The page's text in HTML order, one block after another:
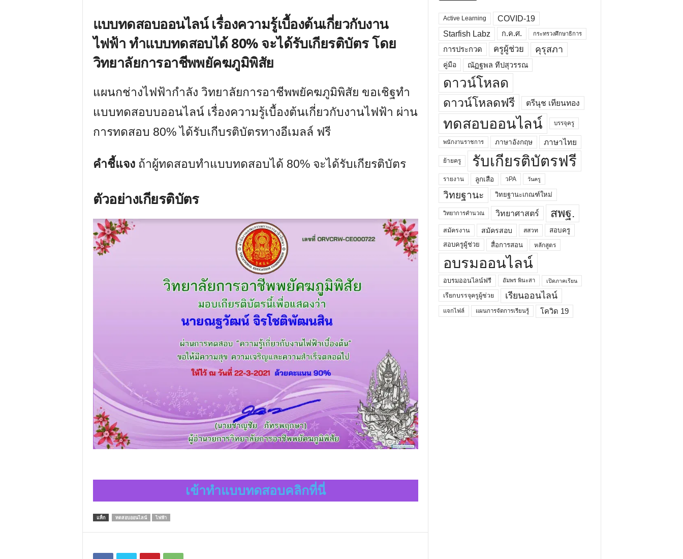
แบบทดสอบออนไลน์ เรื่องความรู้เบื้องต้นเกี่ยวกับงาน
ไฟฟ้า ทำแบบทดสอบได้ 80% จะได้รับเกียรติบัตร โดย
วิทยาลัยการอาชีพพยัคฆภูมิพิสัย
แผนกช่างไฟฟ้ากำลัง วิทยาลัยการอาชีพพยัคฆภูมิพิสัย ขอเชิฐทำ
แบบทดสอบบออนไลน์ เรื่องความรู้เบื้องต้นเกี่ยวกับงานไฟฟ้า ผ่าน
การทดสอบ 80% ได้รับเกีบรติบัตรทางอีเมลล์ ฟรี
คำชี้แจงถ้าผู้ทดสอบทำแบบทดสอบได้ 80% จะได้รับเกียรติบัตร
ตัวอย่างเกียรติบัตร
เข้าทำแบบทดสอบคลิกที่นี่
แท็ก ทดสอบออนไลน์ ไฟฟ้า
Active Learning
COVID-19
Starfish Labz
ก.ค.ศ. กระทรวงศึกษาธิการ
การประกวด ครูผู้ช่วย คุรุสภา
คู่มือ ณัฏฐพล ทีปสุวรรณ
ดาวน์โหลด
ดาวน์โหลดฟรี ตรีนุช เทียนทอง
ทดสอบออนไลน์ บรรจุครู
พนักงานราชการ ภาษาอังกฤษ ภาษาไทย
ย้ายครู รับเกียรติบัตรฟรี
รายงาน ลูกเสือ วPA วันครู
วิทยฐานะ วิทยฐานะเกณฑ์ใหม่
วิทยาการคำนวณ วิทยาศาสตร์ สพฐ.
สมัครงาน สมัครสอบ สสวท
สอบครู
สอบครูผู้ช่วย
สื่อการสอน หลักสูตร
อบรมออนไลน์
อบรมออนไลน์ฟรี อัมพร พินะสา เปิดภาคเรียน
เรียกบรรจุครูผู้ช่วย เรียนออนไลน์
แจกไฟล์ แผนการจัดการเรียนรู้ โควิด 19